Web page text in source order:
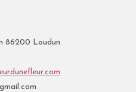
86200 Loudun
gmail.com